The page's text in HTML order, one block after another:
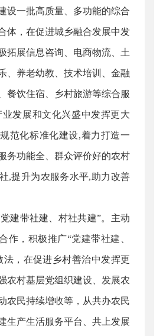
设一批高质量、多功能的综合
体，在促进城乡融合发展中发
拓展信息咨询、电商物流、土
、养老幼教、技术培训、金融
餐饮住宿、乡村旅游等综合服
发展和文化兴盛中发挥更大
范化标准化建设,着力打造一
务功能全、群众评价好的农村
,提升为农服务水平,助力改善
建带社建、村社共建”。主动
作，积极推广“党建带社建、
法，在促进乡村善治中发挥更
农村基层党组织建设、发展农
农民持续增收等，从共办农民
生产生活服务平台、共上发展